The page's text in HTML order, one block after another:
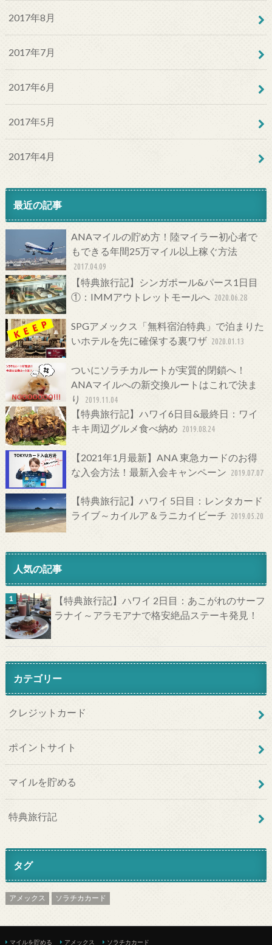
2017年8月
2017年7月
2017年6月
2017年5月
2017年4月
最近の記事
ANAマイルの貯め方！陸マイラー初心者で
もできる年間25万マイル以上稼ぐ方法
2017.04.09
【特典旅行記】シンガポール&パース1日目
①：IMMアウトレットモールへ 2020.06.28
SPGアメックス「無料宿泊特典」で泊まりた
いホテルを先に確保する裏ワザ 2020.01.13
ついにソラチカルートが実質的閉鎖へ！
ANAマイルへの新交換ルートはこれで決ま
り
2019.11.04
【特典旅行記】ハワイ6日目&最終日：ワイ
キキ周辺グルメ食べ納め 2019.08.24
【2021年1月最新】ANA 東急カードのお得
な入会方法！最新入会キャンペーン 2019.07.07
【特典旅行記】ハワイ 5日目：レンタカード
ライブ～カイルア＆ラニカイビーチ 2019.05.20
人気の記事
【特典旅行記】ハワイ 2日目：あこがれのサーフ
ラナイ～アラモアナで格安絶品ステーキ発見！
カテゴリー
クレジットカード
ポイントサイト
マイルを貯める
特典旅行記
タグ
アメックス ソラチカカード
マイルを貯める アメックス ソラチカカード